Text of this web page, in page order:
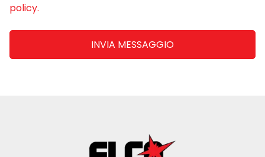
policy.
INVIA MESSAGGIO